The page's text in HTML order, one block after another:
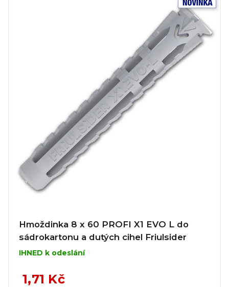
Hmoždinka 8 x 60 PROFI X1 EVO L do
sádrokartonu a dutých cihel Friulsider
IHNED k odeslání
1,71 Kč